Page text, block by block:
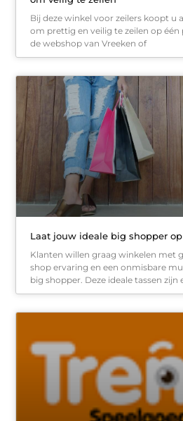
Bij deze winkel voor zeilers koopt u
om prettig en veilig te zeilen op
de webshop van Vreeken of
Laat jouw ideale big shopper
Klanten willen graag winkelen met
shop ervaring en een onmisbare
big shopper. Deze ideale tassen zijn